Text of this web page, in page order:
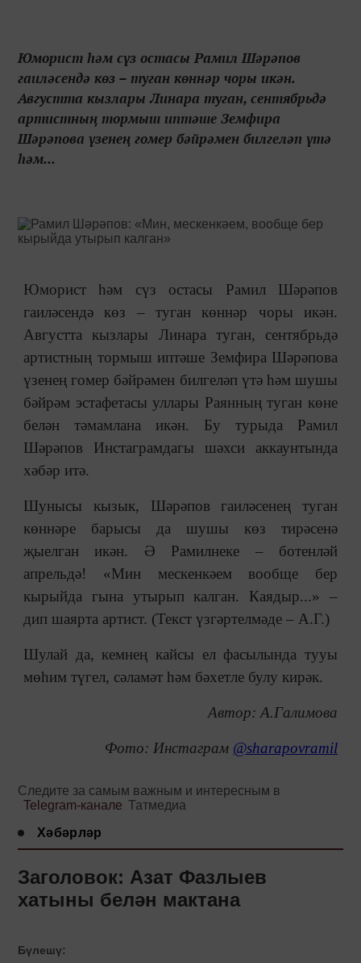
Юморист һәм сүз остасы Рамил Шәрәпов
гаиләсендә көз – туган көннәр чоры икән.
Августта кызлары Линара туган, сентябрьдә
артистның тормыш иптәше Земфира
Шәрәпова үзенең гомер бәйрәмен билгеләп үтә
һәм...
Юморист һәм сүз остасы Рамил Шәрәпов
гаиләсендә көз – туган көннәр чоры икән.
Августта кызлары Линара туган, сентябрьдә
артистның тормыш иптәше Земфира Шәрәпова
үзенең гомер бәйрәмен билгеләп үтә һәм шушы
бәйрәм эстафетасы уллары Раянның туган көне
белән тәмамлана икән. Бу турыда Рамил
Шәрәпов Инстаграмдагы шәхси аккаунтында
хәбәр итә.
Шунысы кызык, Шәрәпов гаиләсенең туган
көннәре барысы да шушы көз тирәсенә
җыелган икән. Ә Рамилнеке – ботенләй
апрельдә! «Мин мескенкәем вообще бер
кырыйда гына утырып калган. Каядыр...» –
дип шаярта артист. (Текст үзгәртелмәде – А.Г.)
Шулай да, кемнең кайсы ел фасылында тууы
мөһим түгел, сәламәт һәм бәхетле булу кирәк.
Автор: А.Галимова
Фото: Инстаграм @sharapovramil
Следите за самым важным и интересным в
Telegram-канале Татмедиа
Хәбәрләр
Заголовок: Азат Фазлыев
хатыны белән мактана
Бүлешү: